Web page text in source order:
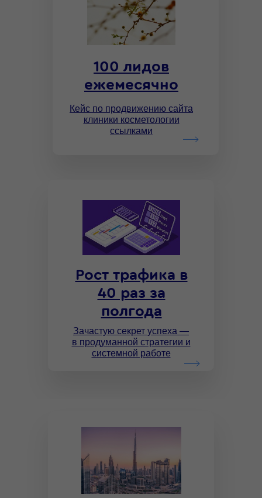
Кейс по продвижению сайта
клиники косметологии
ссылками
100 лидов
ежемесячно
Зачастую секрет успеха —
в продуманной стратегии и
системной работе
Рост трафика в
40 раз за
полгода